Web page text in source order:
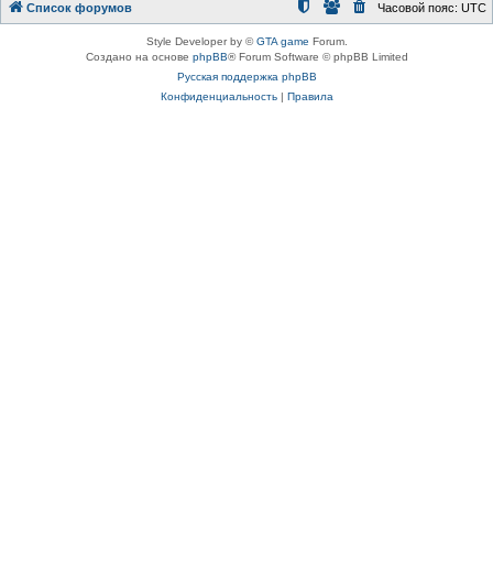
Список форумов Часовой пояс: UTC
Style Developer by ©GTA game Forum.
Создано на основе phpBB® Forum Software © phpBB Limited
Русская поддержка phpBB
Конфиденциальность| Правила